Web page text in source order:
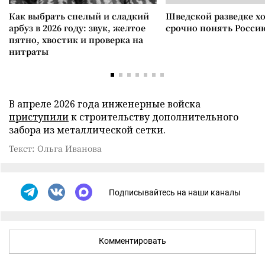
Как выбрать спелый и сладкий
арбуз в 2026 году: звук, желтое
пятно, хвостик и проверка на
нитраты
Шведской разведке
срочно понять
В апреле 2026 года инженерные войска
приступилик строительству дополнительного
забора из металлической сетки.
Текст: Ольга Иванова
Подписывайтесь на наши каналы
Комментировать